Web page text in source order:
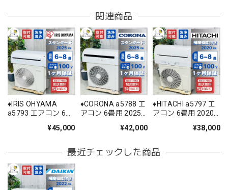
関連商品
♦️IRIS OHYAMA
a5793 エアコン 6畳
¥45,000
♦️CORONA a5788 エ
アコン 6畳用 2025
¥42,000
♦️HITACHI a5797 エ
アコン 6畳用 2020
¥38,000
最近チェックした商品